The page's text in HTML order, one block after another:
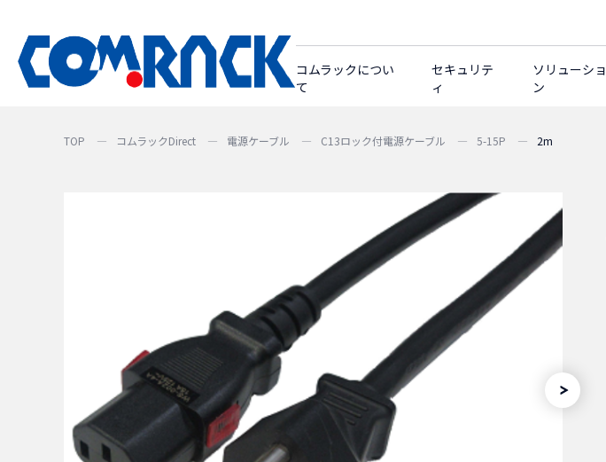
コムラックについ
て
セキュリテ
ィ
ソリューショ
ン
TOP コムラックDirect 電源ケーブル C13ロック付電源ケーブル 5-15P 2m